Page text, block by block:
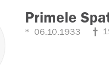
Primele
06.10.1933